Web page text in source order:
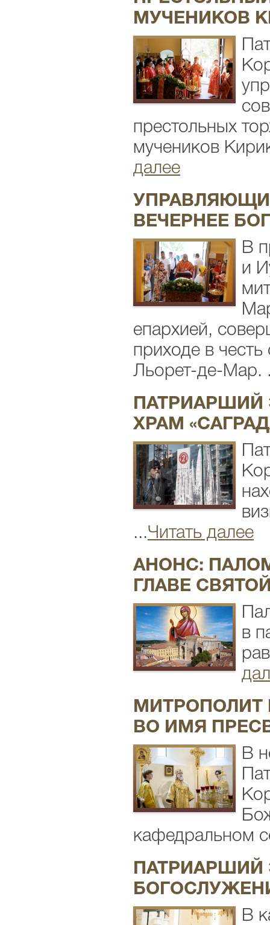
МУЧЕНИКОВ
престольных
мучеников
далее
ВЕЧЕРНЕЕ
В
и
епархией,
приходе в
Льорет-де-Мар.
ХРАМ
...Читать далее
АНОНС:
ГЛАВЕ
в
ВО ИМЯ
В
кафедральном
В